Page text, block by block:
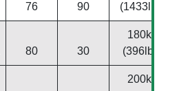
76 90
(1433lbs)
80 30
180kg
(396lbs)
200kg